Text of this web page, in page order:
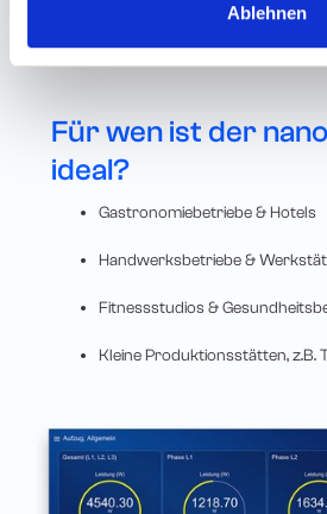
Ablehnen
Für wen ist der
ideal?
Gastronomiebetriebe & Hotels
Handwerksbetriebe &
Fitnessstudios &
Kleine Produktionsstätten, z.B.